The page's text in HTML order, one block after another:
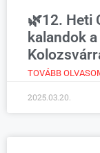
🌿12. Heti
kalandok
TOVÁBB
2025.03.20.